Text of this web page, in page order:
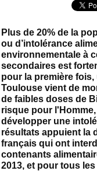
Plus de 20% de la
ou d’intolérance
environnementale à
secondaires est
pour la première fois,
Toulouse vient de
de faibles doses de
risque pour
développer une
résultats appuient la
français qui ont
contenants
2013, et pour tous